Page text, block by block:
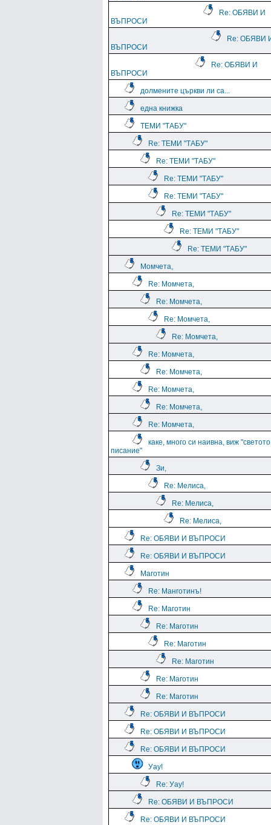
Re: ОБЯВИ И
ВЪПРОСИ
Re: ОБЯВИ
ВЪПРОСИ
Re: ОБЯВИ И
ВЪПРОСИ
долмените църкви ли са...
една книжка
ТЕМИ "ТАБУ"
Re: ТЕМИ "ТАБУ"
Re: ТЕМИ "ТАБУ"
Re: ТЕМИ "ТАБУ"
Re: ТЕМИ "ТАБУ"
Re: ТЕМИ "ТАБУ"
Re: ТЕМИ "ТАБУ"
Re: ТЕМИ "ТАБУ"
Момчета,
Re: Момчета,
Re: Момчета,
Re: Момчета,
Re: Момчета,
Re: Момчета,
Re: Момчета,
Re: Момчета,
Re: Момчета,
Re: Момчета,
каке, много си наивна, виж "светото
писание"
Зи,
Re: Мелиса,
Re: Мелиса,
Re: Мелиса,
Re: ОБЯВИ И ВЪПРОСИ
Re: ОБЯВИ И ВЪПРОСИ
Маготин
Re: Манготинъ!
Re: Маготин
Re: Маготин
Re: Маготин
Re: Маготин
Re: Маготин
Re: Маготин
Re: ОБЯВИ И ВЪПРОСИ
Re: ОБЯВИ И ВЪПРОСИ
Re: ОБЯВИ И ВЪПРОСИ
Уау!
Re: Уау!
Re: ОБЯВИ И ВЪПРОСИ
Re: ОБЯВИ И ВЪПРОСИ